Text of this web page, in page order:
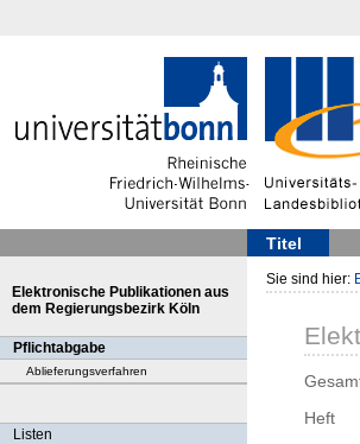
Titel
Elektronische Publikationen aus
dem Regierungsbezirk Köln
Pflichtabgabe
Ablieferungsverfahren
Listen
Sie sind hier:
Heft